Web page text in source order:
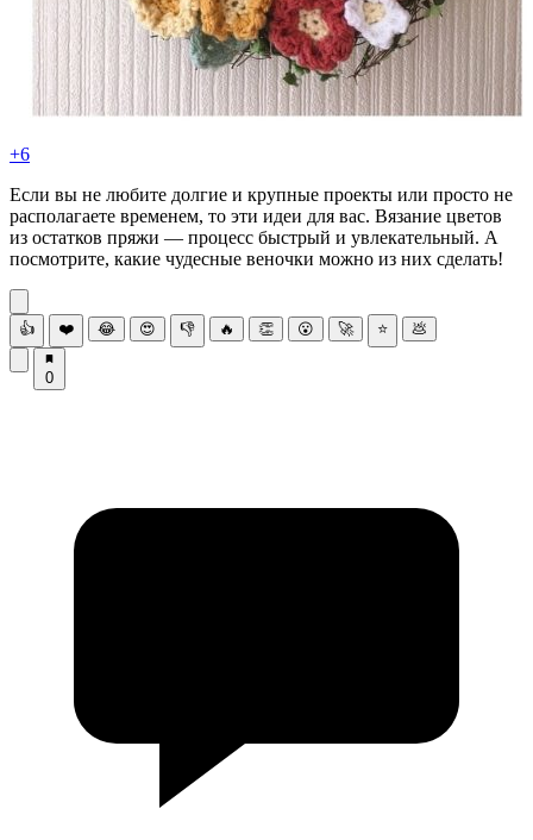
+6
Если вы не любите долгие и крупные проекты или просто не
располагаете временем, то эти идеи для вас. Вязание цветов
из остатков пряжи — процесс быстрый и увлекательный. А
посмотрите, какие чудесные веночки можно из них сделать!
👍 ❤️ 😂 😍 👎 🔥 👏 😮 🚀 ⭐ 💩
0